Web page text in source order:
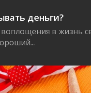
деньги?
в жизнь